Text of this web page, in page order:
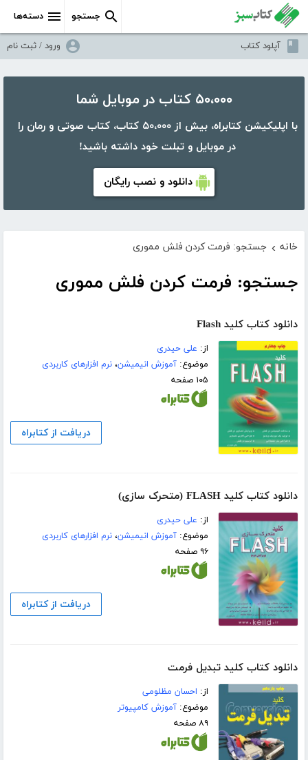
دسته‌ها جستجو
آپلود کتاب ورود / ثبت نام
۵۰،۰۰۰ کتاب در موبایل شما
با اپلیکیشن کتابراه، بیش از ۵۰،۰۰۰ کتاب، کتاب صوتی و رمان را
در موبایل و تبلت خود داشته باشید!
دانلود و نصب رایگان
خانه › جستجو: فرمت کردن فلش مموری
جستجو: فرمت کردن فلش مموری
دانلود کتاب کلید Flash
از: علی حیدری
موضوع:آموزش انیمیشن،نرم افزارهای کاربردی
۱۰۵ صفحه
دریافت از کتابراه
دانلود کتاب کلید FLASH (متحرک سازی)
از: علی حیدری
موضوع:آموزش انیمیشن،نرم افزارهای کاربردی
۹۶ صفحه
دریافت از کتابراه
دانلود کتاب کلید تبدیل فرمت
از: احسان مظلومی
موضوع:آموزش کامپیوتر
۸۹ صفحه